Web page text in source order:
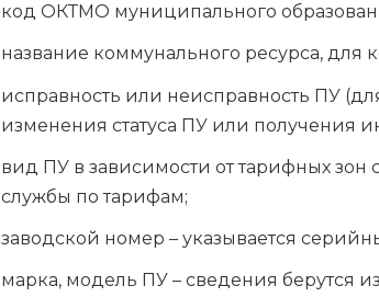
код ОКТМО муниципального
название коммунального ресурса, для
исправность или неисправность ПУ
изменения статуса ПУ или получения
вид ПУ в зависимости от тарифных зон
службы по тарифам;
заводской номер – указывается
марка, модель ПУ – сведения берутся